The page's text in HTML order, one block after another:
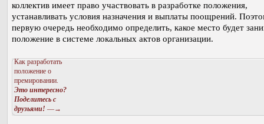
коллектив имеет право участвовать в разработке положения,
устанавливать условия назначения и выплаты поощрений.
первую очередь необходимо определить, какое место будет
положение в системе локальных актов организации.
Как разработать
положение о
премировании.
Это интересно?
Поделитесь с
друзьями! —→